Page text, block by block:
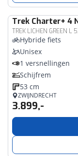
Trek Charter+ 4
TREK LICHEN GREEN L
Hybride fiets
Unisex
1 versnellingen
Schijfrem
53 cm
ZWIJNDRECHT
3.899,-